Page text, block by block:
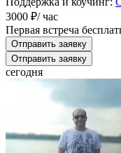
3000 ₽/ час
Первая встреча
Отправить заявку
Отправить заявку
сегодня